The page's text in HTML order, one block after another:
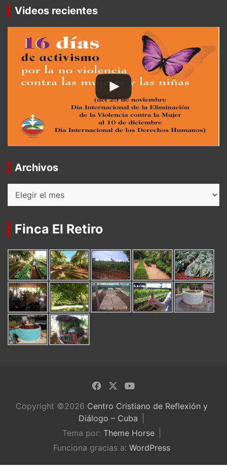
Videos recientes
Archivos
Archivos
Finca El Retiro
Copyright ©2026 Centro Cristiano de Reflexión y
Diálogo – Cuba
Tema por: Theme Horse
Funciona gracias a: WordPress